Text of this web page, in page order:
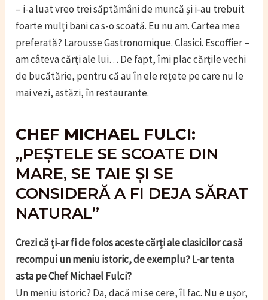
– i-a luat vreo trei săptămâni de muncă și i-au trebuit
foarte mulți bani ca s-o scoată. Eu nu am. Cartea mea
preferată? Larousse Gastronomique. Clasici. Escoffier –
am câteva cărți ale lui… De fapt, îmi plac cărțile vechi
de bucătărie, pentru că au în ele rețete pe care nu le
mai vezi, astăzi, în restaurante.
CHEF MICHAEL FULCI:
„PEȘTELE SE SCOATE DIN
MARE, SE TAIE ȘI SE
CONSIDERĂ A FI DEJA SĂRAT
NATURAL”
Crezi că ți-ar fi de folos aceste cărți ale clasicilor ca să
recompui un meniu istoric, de exemplu? L-ar tenta
asta pe Chef Michael Fulci?
Un meniu istoric? Da, dacă mi se cere, îl fac. Nu e ușor,